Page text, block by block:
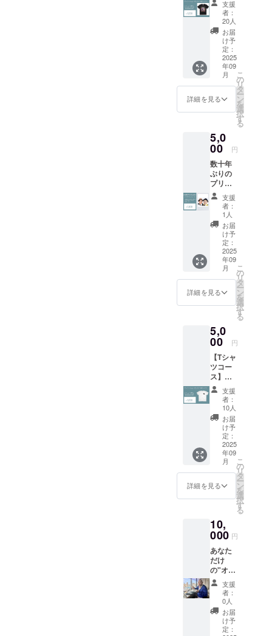
ナー
ショー
限定の
オリジ
ナルT
シャツ
(黒)で
す。 こ
れを着
て一緒
にボー
トレー
想をし
ましょ
う！ ・
限定T
シャツ
（S / M /
L / XL /
XXL
/XXXL
）
支援
者：
20人
お届
け予
定：
2025
年09
月
詳細を見る
こ
の
リ
タ
ー
ン
を
選
択
す
る
5,0
00 円
数十年
ぶりの
プリク
ラ(永島
内山2
人) 永島
知洋、
内山信
二が2人
で撮っ
たプリ
クラを1
シート
丸々お
渡しし
ます。
ラの機
種や写
真の内
容はラ
ンダム
になり
ます。
支援
者：
1人
お届
け予
定：
2025
年09
月
詳細を見る
こ
の
リ
タ
ー
ン
を
選
択
す
る
5,0
00 円
【Tシャ
ツコー
ス】
ディ
ナー
ショー
限定の
オリジ
ナルT
シャツ
(白)で
す。 こ
れを着
て一緒
にボー
トレー
想をし
ましょ
う！ ・
限定T
シャツ
（S / M /
L / XL /
XXL /
XXXL
）
支援
者：
10人
お届
け予
定：
2025
年09
月
詳細を見る
こ
の
リ
タ
ー
ン
を
選
択
す
る
10,
000 円
あなた
だけ
の"オグ
リ"熱
唱!?内
山信二
の喜び
が大き
い時に
支援
者：
0人
お届
け予
定：